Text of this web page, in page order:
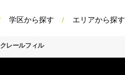
学区から探す エリアから探す
クレールフィル